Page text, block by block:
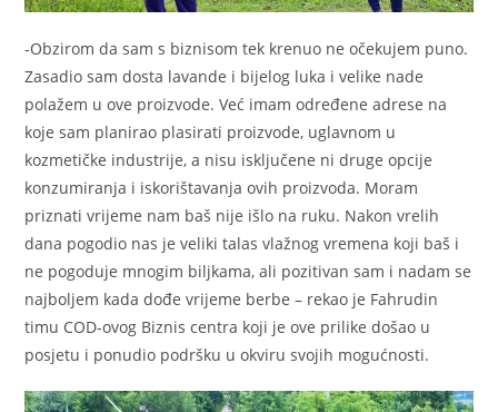
-Obzirom da sam s biznisom tek krenuo ne očekujem puno.
Zasadio sam dosta lavande i bijelog luka i velike nade
polažem u ove proizvode. Već imam određene adrese na
koje sam planirao plasirati proizvode, uglavnom u
kozmetičke industrije, a nisu isključene ni druge opcije
konzumiranja i iskorištavanja ovih proizvoda. Moram
priznati vrijeme nam baš nije išlo na ruku. Nakon vrelih
dana pogodio nas je veliki talas vlažnog vremena koji baš i
ne pogoduje mnogim biljkama, ali pozitivan sam i nadam se
najboljem kada dođe vrijeme berbe – rekao je Fahrudin
timu COD-ovog Biznis centra koji je ove prilike došao u
posjetu i ponudio podršku u okviru svojih mogućnosti.